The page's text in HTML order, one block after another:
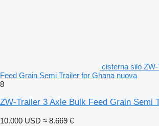
cisterna silo
Feed Grain Semi Trailer for Ghana nuova
8
ZW-Trailer 3 Axle Bulk Feed Grain Semi
10.000 USD ≈ 8.669 €